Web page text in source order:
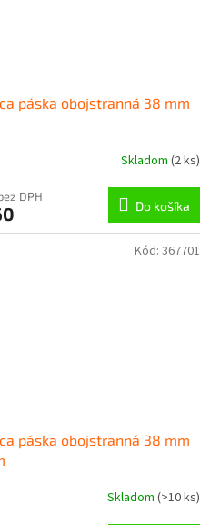
páska obojstranná 38 mm
Skladom (2 ks)
DPH
Do košíka
páska obojstranná 38 mm
Skladom (>10 ks)
Kód: 367701